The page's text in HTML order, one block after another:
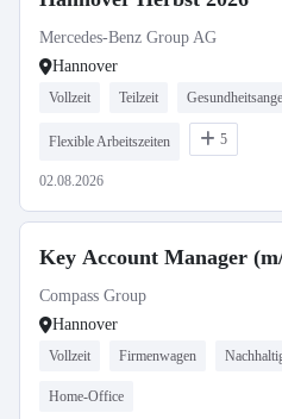
Mercedes-Benz Group AG
Hannover
Vollzeit Teilzeit
Flexible Arbeitszeiten 5
02.08.2026
Key Account Manager
Compass Group
Hannover
Vollzeit Firmenwagen
Home-Office